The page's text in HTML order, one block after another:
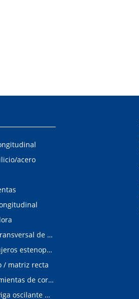
acero
Línea de corte transversal de acero al silicio
Detector de agujeros estenopeicos
/ matriz recta
Matrices/Herramientas de corte longitudinal
cizalladura de viga oscilante modular